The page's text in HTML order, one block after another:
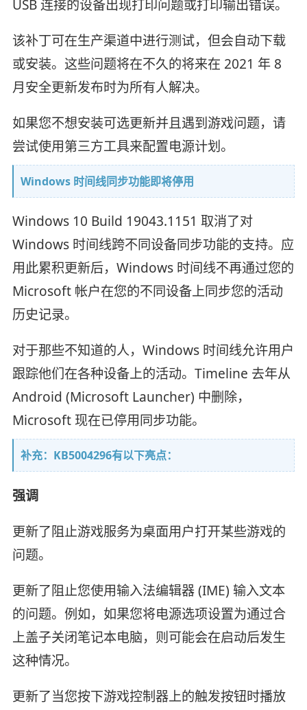
USB 连接的设备出现打印问题或打印输出错误。
该补丁可在生产渠道中进行测试，但会自动下载
或安装。这些问题将在不久的将来在 2021 年 8
月安全更新发布时为所有人解决。
如果您不想安装可选更新并且遇到游戏问题，请
尝试使用第三方工具来配置电源计划。
Windows 时间线同步功能即将停用
Windows 10 Build 19043.1151 取消了对
Windows 时间线跨不同设备同步功能的支持。应
用此累积更新后，Windows 时间线不再通过您的
Microsoft 帐户在您的不同设备上同步您的活动
历史记录。
对于那些不知道的人，Windows 时间线允许用户
跟踪他们在各种设备上的活动。Timeline 去年从
Android (Microsoft Launcher) 中删除，
Microsoft 现在已停用同步功能。
补充：KB5004296有以下亮点：
强调
更新了阻止游戏服务为桌面用户打开某些游戏的
问题。
更新了阻止您使用输入法编辑器 (IME) 输入文本
的问题。例如，如果您将电源选项设置为通过合
上盖子关闭笔记本电脑，则可能会在启动后发生
这种情况。
更新了当您按下游戏控制器上的触发按钮时播放